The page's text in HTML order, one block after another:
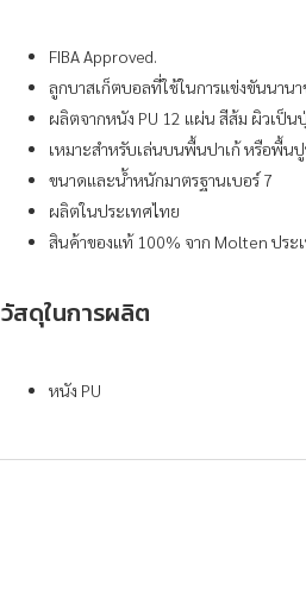
FIBA Approved.
ลูกบาสเก็ตบอลที่ใช้ในการแข่งขันนานา
ผลิตจากหนัง PU 12 แผ่น สีส้ม ผิวเป็
เหมาะสำหรับเล่นบนพื้นปาเก้ หรือพื้น
ขนาดและน้ำหนักมาตรฐานเบอร์ 7
ผลิตในประเทศไทย
สินค้าของแท้ 100% จาก Molten ประ
วัสดุในการผลิต
หนัง PU